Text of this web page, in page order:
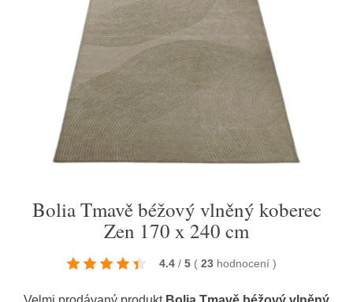
Bolia Tmavě béžový vlněný koberec
Zen 170 x 240 cm
4.4 / 5 ( 23 hodnocení )